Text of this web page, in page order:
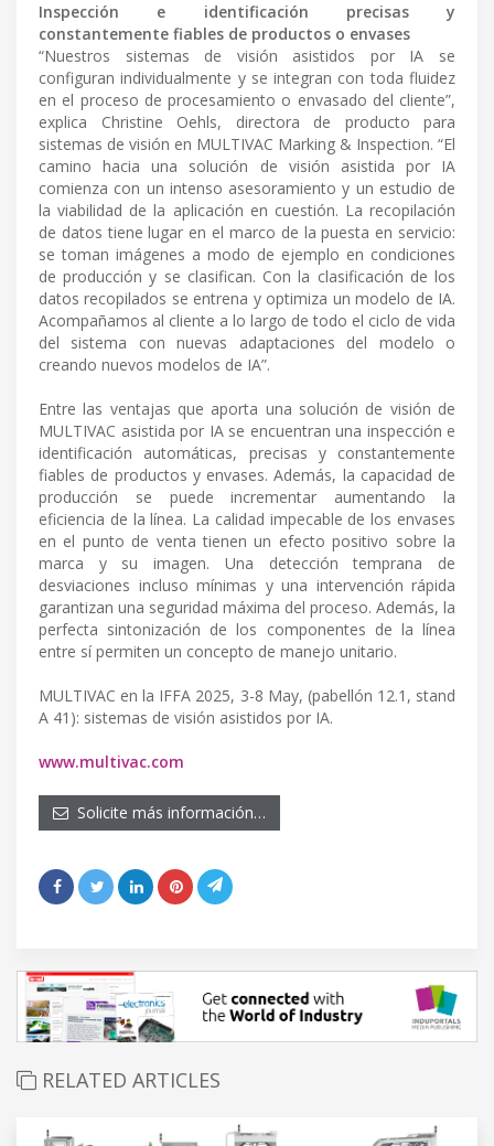
Inspección e identificación precisas y
constantemente fiables de productos o envases
“Nuestros sistemas de visión asistidos por IA se
configuran individualmente y se integran con toda fluidez
en el proceso de procesamiento o envasado del cliente”,
explica Christine Oehls, directora de producto para
sistemas de visión en MULTIVAC Marking & Inspection. “El
camino hacia una solución de visión asistida por IA
comienza con un intenso asesoramiento y un estudio de
la viabilidad de la aplicación en cuestión. La recopilación
de datos tiene lugar en el marco de la puesta en servicio:
se toman imágenes a modo de ejemplo en condiciones
de producción y se clasifican. Con la clasificación de los
datos recopilados se entrena y optimiza un modelo de IA.
Acompañamos al cliente a lo largo de todo el ciclo de vida
del sistema con nuevas adaptaciones del modelo o
creando nuevos modelos de IA”.
Entre las ventajas que aporta una solución de visión de
MULTIVAC asistida por IA se encuentran una inspección e
identificación automáticas, precisas y constantemente
fiables de productos y envases. Además, la capacidad de
producción se puede incrementar aumentando la
eficiencia de la línea. La calidad impecable de los envases
en el punto de venta tienen un efecto positivo sobre la
marca y su imagen. Una detección temprana de
desviaciones incluso mínimas y una intervención rápida
garantizan una seguridad máxima del proceso. Además, la
perfecta sintonización de los componentes de la línea
entre sí permiten un concepto de manejo unitario.
MULTIVAC en la IFFA 2025, 3-8 May, (pabellón 12.1, stand
A 41): sistemas de visión asistidos por IA.
www.multivac.com
Solicite más información…
RELATED ARTICLES